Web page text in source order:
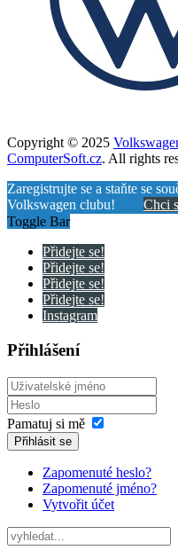
Copyright © 2025
ComputerSoft.cz. All rights
Zaregistrujte se a staňte se
Volkswagen clubu! Chci
Toggle Bar
Přidejte se!
Přidejte se!
Přidejte se!
Přidejte se!
Instagram
Přihlášení
Pamatuj si mě
Přihlásit se
Zapomenuté heslo?
Zapomenuté jméno?
Vytvořit účet